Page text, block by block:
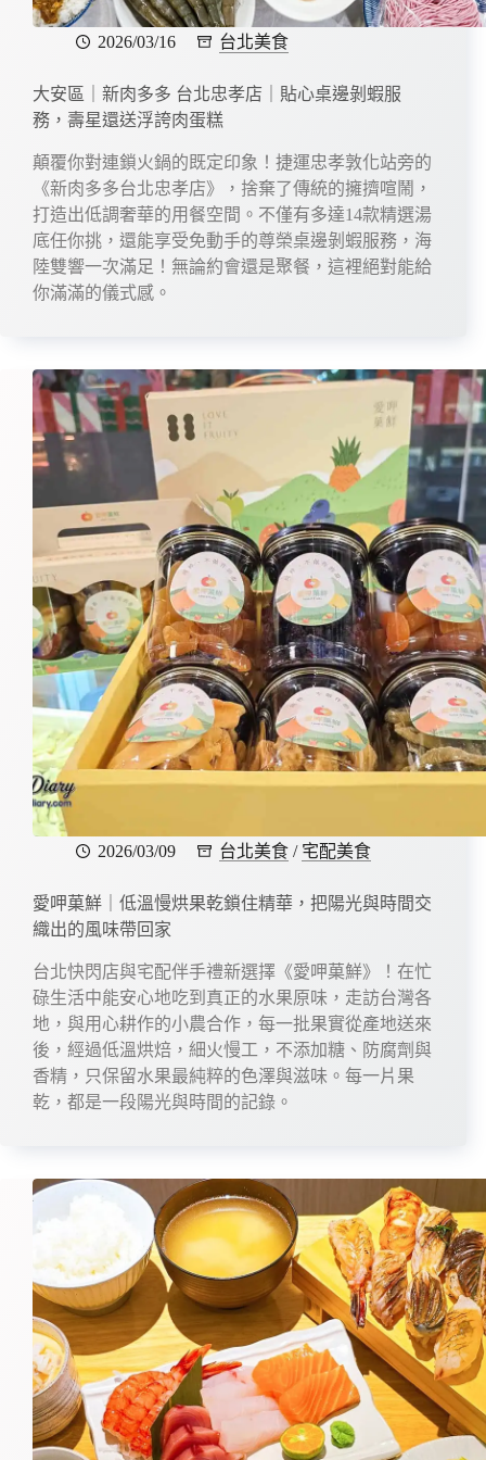
2026/03/16 台北美食
大安區｜新肉多多 台北忠孝店｜貼心桌邊剝蝦服
務，壽星還送浮誇肉蛋糕
顛覆你對連鎖火鍋的既定印象！捷運忠孝敦化站旁的
《新肉多多台北忠孝店》，捨棄了傳統的擁擠喧鬧，
打造出低調奢華的用餐空間。不僅有多達14款精選湯
底任你挑，還能享受免動手的尊榮桌邊剝蝦服務，海
陸雙響一次滿足！無論約會還是聚餐，這裡絕對能給
你滿滿的儀式感。
2026/03/09 台北美食 / 宅配美食
愛呷菓鮮｜低溫慢烘果乾鎖住精華，把陽光與時間交
織出的風味帶回家
台北快閃店與宅配伴手禮新選擇《愛呷菓鮮》！在忙
碌生活中能安心地吃到真正的水果原味，走訪台灣各
地，與用心耕作的小農合作，每一批果實從產地送來
後，經過低溫烘焙，細火慢工，不添加糖、防腐劑與
香精，只保留水果最純粹的色澤與滋味。每一片果
乾，都是一段陽光與時間的記錄。